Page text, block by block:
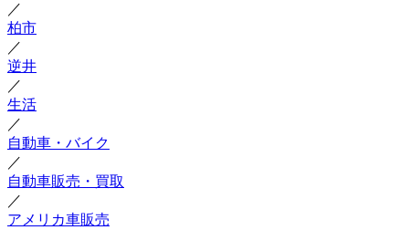
／
柏市
／
逆井
／
生活
／
自動車・バイク
／
自動車販売・買取
／
アメリカ車販売